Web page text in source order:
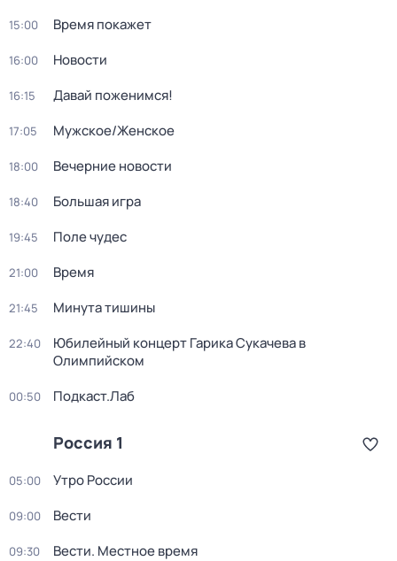
15:00 Время покажет
16:00 Новости
16:15 Давай поженимся!
17:05 Мужское/Женское
18:00 Вечерние новости
18:40 Большая игра
19:45 Поле чудес
21:00 Время
21:45 Минута тишины
22:40
Юбилейный концерт Гарика Сукачева в
Олимпийском
00:50 Подкаст.Лаб
Россия 1
05:00 Утро России
09:00 Вести
09:30 Вести. Местное время